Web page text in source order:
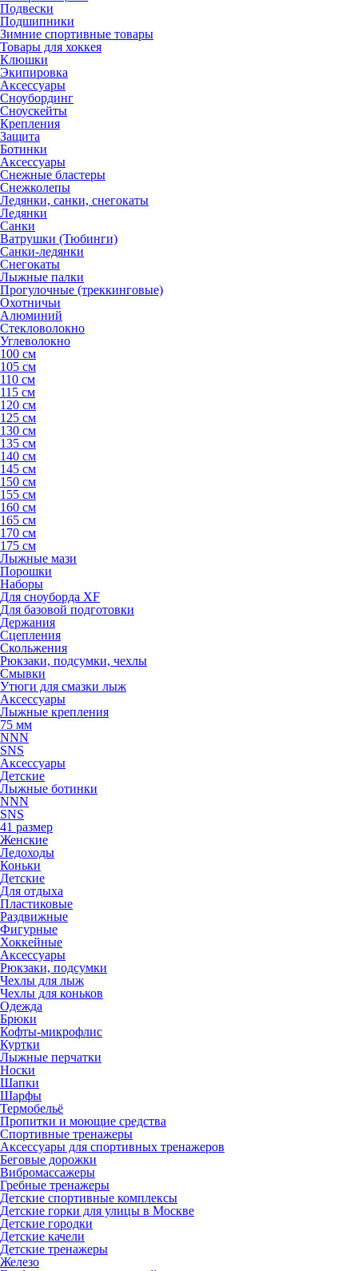
Подвески
Подшипники
Зимние спортивные товары
Товары для хоккея
Клюшки
Экипировка
Аксессуары
Сноубординг
Сноускейты
Крепления
Защита
Ботинки
Аксессуары
Снежные бластеры
Снежколепы
Ледянки, санки, снегокаты
Ледянки
Санки
Ватрушки (Тюбинги)
Санки-ледянки
Снегокаты
Лыжные палки
Прогулочные (треккинговые)
Охотничьи
Алюминий
Стекловолокно
Углеволокно
100 см
105 см
110 см
115 см
120 см
125 см
130 см
135 см
140 см
145 см
150 см
155 см
160 см
165 см
170 см
175 см
Лыжные мази
Порошки
Наборы
Для сноуборда XF
Для базовой подготовки
Держания
Сцепления
Скольжения
Рюкзаки, подсумки, чехлы
Смывки
Утюги для смазки лыж
Аксессуары
Лыжные крепления
75 мм
NNN
SNS
Аксессуары
Детские
Лыжные ботинки
NNN
SNS
41 размер
Женские
Ледоходы
Коньки
Детские
Для отдыха
Пластиковые
Раздвижные
Фигурные
Хоккейные
Аксессуары
Рюкзаки, подсумки
Чехлы для лыж
Чехлы для коньков
Одежда
Брюки
Кофты-микрофлис
Куртки
Лыжные перчатки
Носки
Шапки
Шарфы
Термобельё
Пропитки и моющие средства
Спортивные тренажеры
Аксессуары для спортивных тренажеров
Беговые дорожки
Вибромассажеры
Гребные тренажеры
Детские спортивные комплексы
Детские горки для улицы в Москве
Детские городки
Детские качели
Детские тренажеры
Железо